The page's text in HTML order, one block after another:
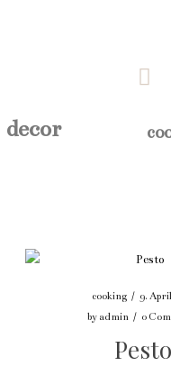
decor
cooking / 9.
by admin / 0
Pesto